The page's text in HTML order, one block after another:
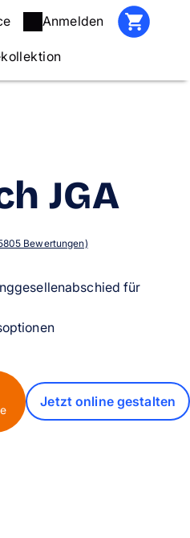
Anmelden
JGA
Bewertungen)
für
Jetzt online gestalten